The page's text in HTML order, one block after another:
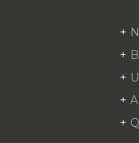
+
+
+
+
+